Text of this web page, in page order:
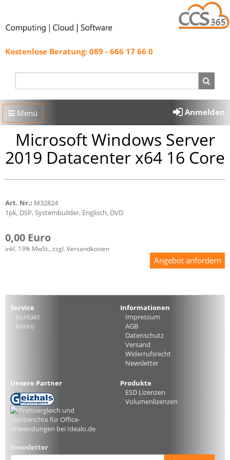
Kostenlose Beratung: 089 - 666 17 66 0
Menü Anmelden
Microsoft Windows Server
2019 Datacenter x64 16 Core
Art. Nr.: M32824
1pk, DSP, Systembuilder, Englisch, DVD
0,00 Euro
inkl. 19% MwSt., zzgl. Versandkosten
Angebot anfordern
Service
Kontakt
Konto
Informationen
Impressum
AGB
Datenschutz
Versand
Widerrufsrecht
Newsletter
Unsere Partner
Produkte
ESD Lizenzen
Volumenlizenzen
Newsletter